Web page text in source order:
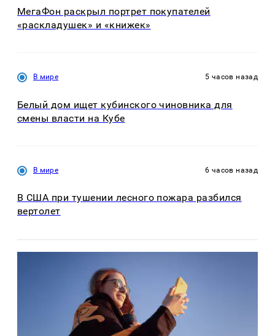
МегаФон раскрыл портрет покупателей
«раскладушек» и «книжек»
В мире 5 часов назад
Белый дом ищет кубинского чиновника для
смены власти на Кубе
В мире 6 часов назад
В США при тушении лесного пожара разбился
вертолет